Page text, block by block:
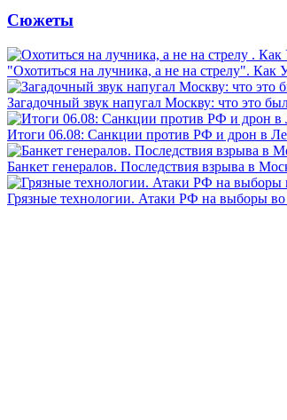
Сюжеты
"Охотиться на лучника, а не на стрелу". Как
Загадочный звук напугал Москву: что это
Итоги 06.08: Санкции против РФ и дрон в
Банкет генералов. Последствия взрыва в
Грязные технологии. Атаки РФ на выборы